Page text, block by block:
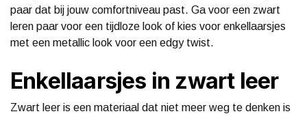
paar dat bij jouw comfortniveau past. Ga voor een zwart
leren paar voor een tijdloze look of kies voor enkellaarsjes
met een metallic look voor een edgy twist.
Enkellaarsjes in zwart leer
Zwart leer is een materiaal dat niet meer weg te denken is